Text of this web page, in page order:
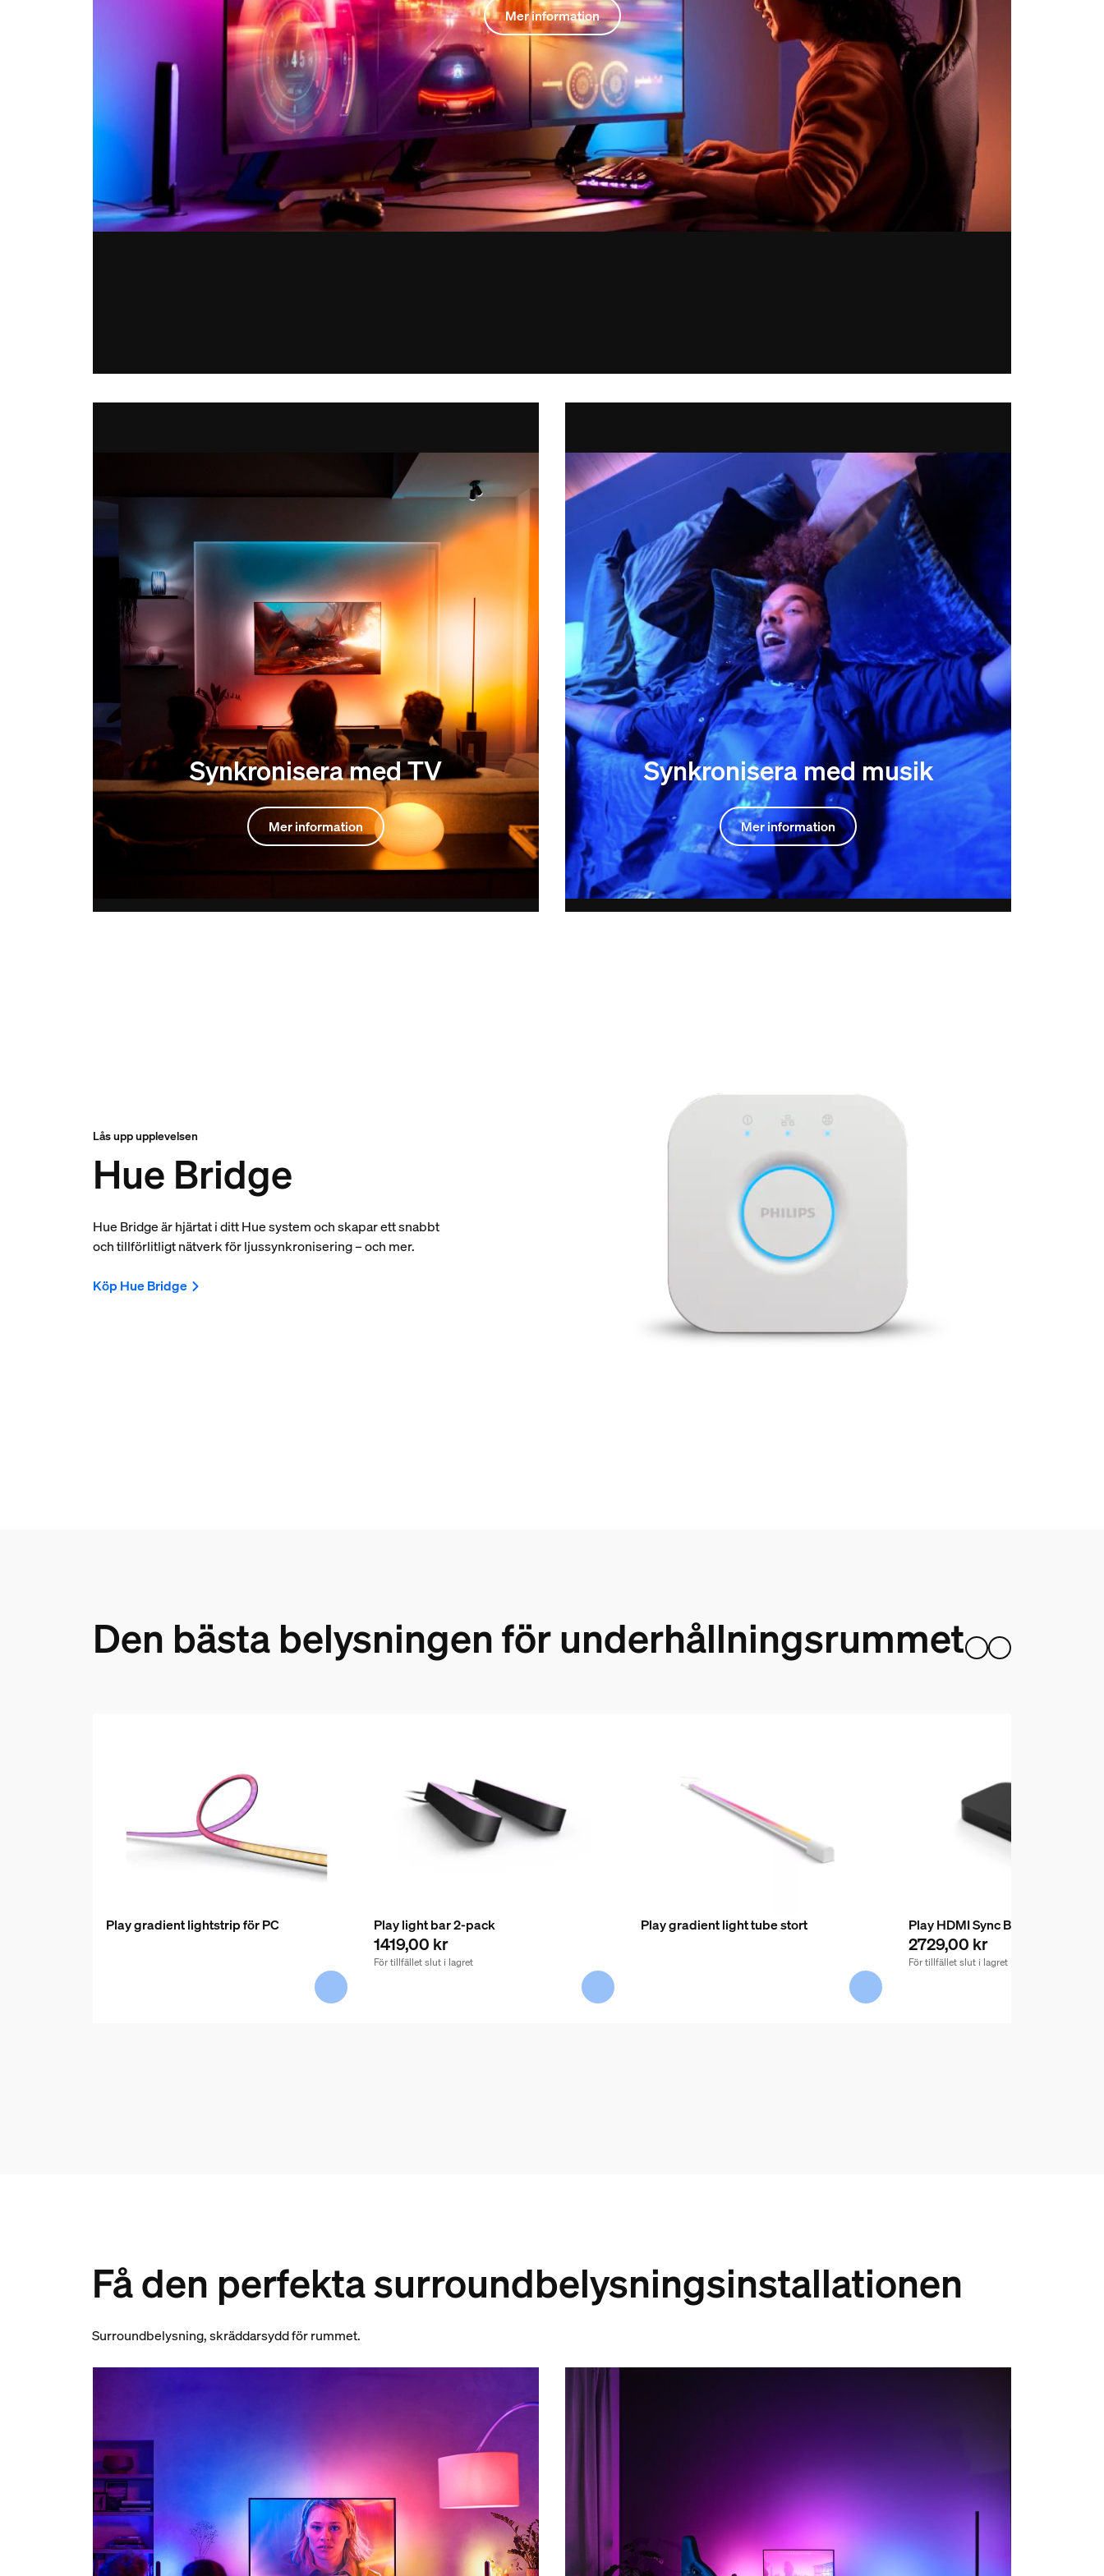
Mer information
Synkronisera med TV
Mer information
Synkronisera med musik
Mer information
Lås upp upplevelsen
Hue Bridge
Hue Bridge är hjärtat i ditt Hue system och skapar ett snabbt
och tillförlitligt nätverk för ljussynkronisering – och mer.
Köp Hue Bridge
Den bästa belysningen för underhållningsrummet
Play gradient lightstrip för PC Play light bar 2-pack
1419,00 kr
För tillfället slut i lagret
Play gradient light tube stort Play HDMI Sync Box
2729,00 kr
För tillfället slut i lagret
Få den perfekta surroundbelysningsinstallationen
Surroundbelysning, skräddarsydd för rummet.